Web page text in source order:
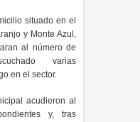
situado en el
y Monte Azul,
al número de
varias
en el sector.
acudieron al
y, tras